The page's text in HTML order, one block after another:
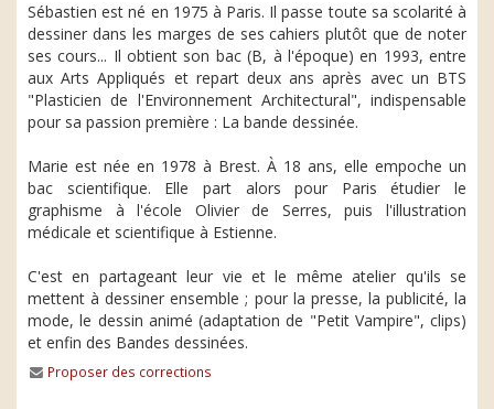
Sébastien est né en 1975 à Paris. Il passe toute sa scolarité à
dessiner dans les marges de ses cahiers plutôt que de noter
ses cours... Il obtient son bac (B, à l'époque) en 1993, entre
aux Arts Appliqués et repart deux ans après avec un BTS
"Plasticien de l'Environnement Architectural", indispensable
pour sa passion première : La bande dessinée.
Marie est née en 1978 à Brest. À 18 ans, elle empoche un
bac scientifique. Elle part alors pour Paris étudier le
graphisme à l'école Olivier de Serres, puis l'illustration
médicale et scientifique à Estienne.
C'est en partageant leur vie et le même atelier qu'ils se
mettent à dessiner ensemble ; pour la presse, la publicité, la
mode, le dessin animé (adaptation de "Petit Vampire", clips)
et enfin des Bandes dessinées.
Proposer des corrections